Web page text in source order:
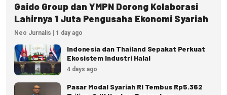
Gaido Group dan YMPN Dorong Kolaborasi
Lahirnya 1 Juta Pengusaha Ekonomi Syariah
Neo Jurnalis | 1 day ago
Indonesia dan Thailand Sepakat Perkuat
Ekosistem Industri Halal
4 days ago
Pasar Modal Syariah RI Tembus Rp5.362